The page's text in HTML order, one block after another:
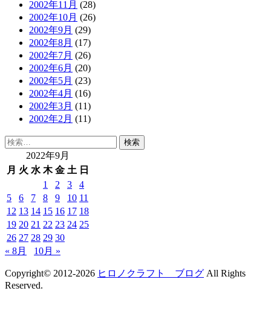
2002年11月 (28)
2002年10月 (26)
2002年9月 (29)
2002年8月 (17)
2002年7月 (26)
2002年6月 (20)
2002年5月 (23)
2002年4月 (16)
2002年3月 (11)
2002年2月 (11)
検
2022年9月
月 火 水 木 金 土 日
1
2 3
4
5
6 7 8 9 10 11
12 13 14 15 16 17 18
19 20 21 22 23 24 25
26 27 28 29 30
« 8月
10月 »
Copyright© 2012-2026 ヒロノクラフト ブログ All Rights
Reserved.